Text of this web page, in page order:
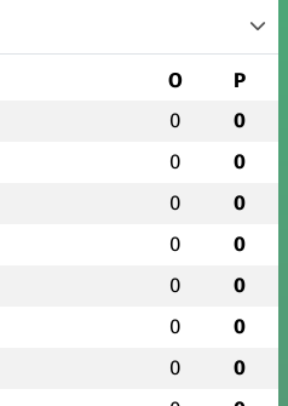
O P
0 0
0 0
0 0
0 0
0 0
0 0
0 0